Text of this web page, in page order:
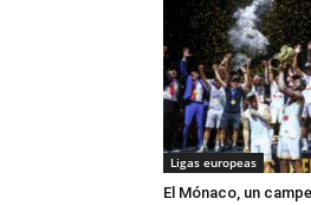
Ligas europeas
El Mónaco, un